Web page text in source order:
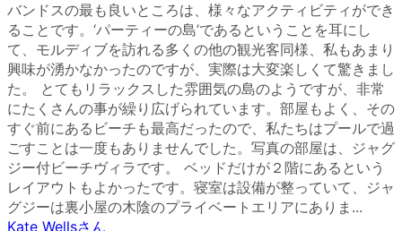
バンドスの最も良いところは、様々なアクティビティができ
ることです。‘パーティーの島’であるということを耳にし
て、モルディブを訪れる多くの他の観光客同様、私もあまり
興味が湧かなかったのですが、実際は大変楽しくて驚きまし
た。 とてもリラックスした雰囲気の島のようですが、非常
にたくさんの事が繰り広げられています。部屋もよく、その
すぐ前にあるビーチも最高だったので、私たちはプールで過
ごすことは一度もありませんでした。写真の部屋は、ジャグ
ジー付ビーチヴィラです。 ベッドだけが２階にあるという
レイアウトもよかったです。寝室は設備が整っていて、ジャ
グジーは裏小屋の木陰のプライベートエリアにありま...
Kate Wellsさん